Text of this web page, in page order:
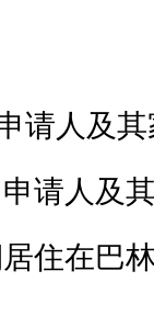
请人及
请人及
住在巴